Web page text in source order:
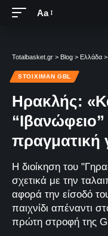
Aa
Totalbasket.gr > Blog > Ελλάδα >
STOIXIMAN GBL
Ηρακλής:
“Ιβανώφειο”
πραγματική
Η διοίκηση του
σχετικά με την
αφορά την είσοδό
παιχνίδι απέναντι
πρώτη στροφή της